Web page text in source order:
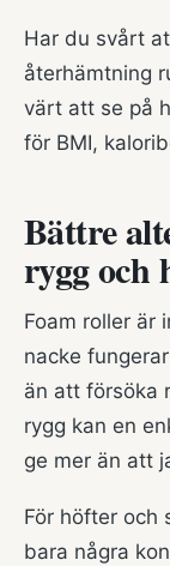
Har du svårt
återhämtning
värt att se på
för BMI,
Bättre
rygg och
Foam roller är
nacke
än att försöka
rygg kan en
ge mer än att
För höfter och
bara några